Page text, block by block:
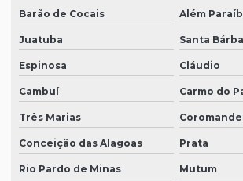
Barão de Cocais Além
Juatuba Santa
Espinosa Cláudio
Cambuí Carmo do
Três Marias Coromandel
Conceição das Alagoas Prata
Rio Pardo de Minas Mutum